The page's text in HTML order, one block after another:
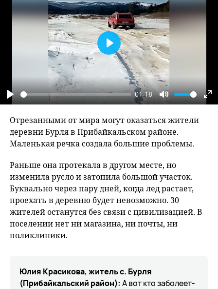
Play
01:18
Mute
Play
Отрезанными от мира могут оказаться жители
деревни Бурля в Прибайкальском районе.
Маленькая речка создала большие проблемы.
Раньше она протекала в другом месте, но
изменила русло и затопила большой участок.
Буквально через пару дней, когда лед растает,
проехать в деревню будет невозможно. 30
жителей останутся без связи с цивилизацией. В
поселении нет ни магазина, ни почты, ни
поликлиники.
Юлия Красикова, житель с. Бурля
(Прибайкальский район): А вот кто заболеет-